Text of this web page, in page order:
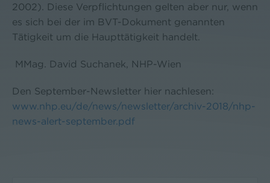
2002). Diese Verpflichtungen gelten aber nur, wenn
es sich bei der im BVT-Dokument genannten
Tätigkeit um die Haupttätigkeit handelt.
MMag. David Suchanek, NHP-Wien
Den September-Newsletter hier nachlesen:
www.nhp.eu/de/news/newsletter/archiv-2018/nhp-
news-alert-september.pdf